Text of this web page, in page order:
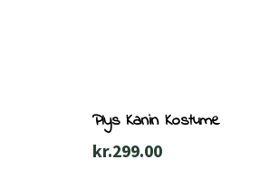
Plys Kanin Kostume
kr.299.00